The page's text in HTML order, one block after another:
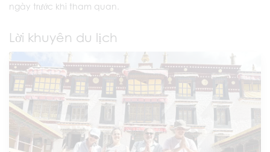
ngày trước khi tham quan.
Lời khuyên du lịch